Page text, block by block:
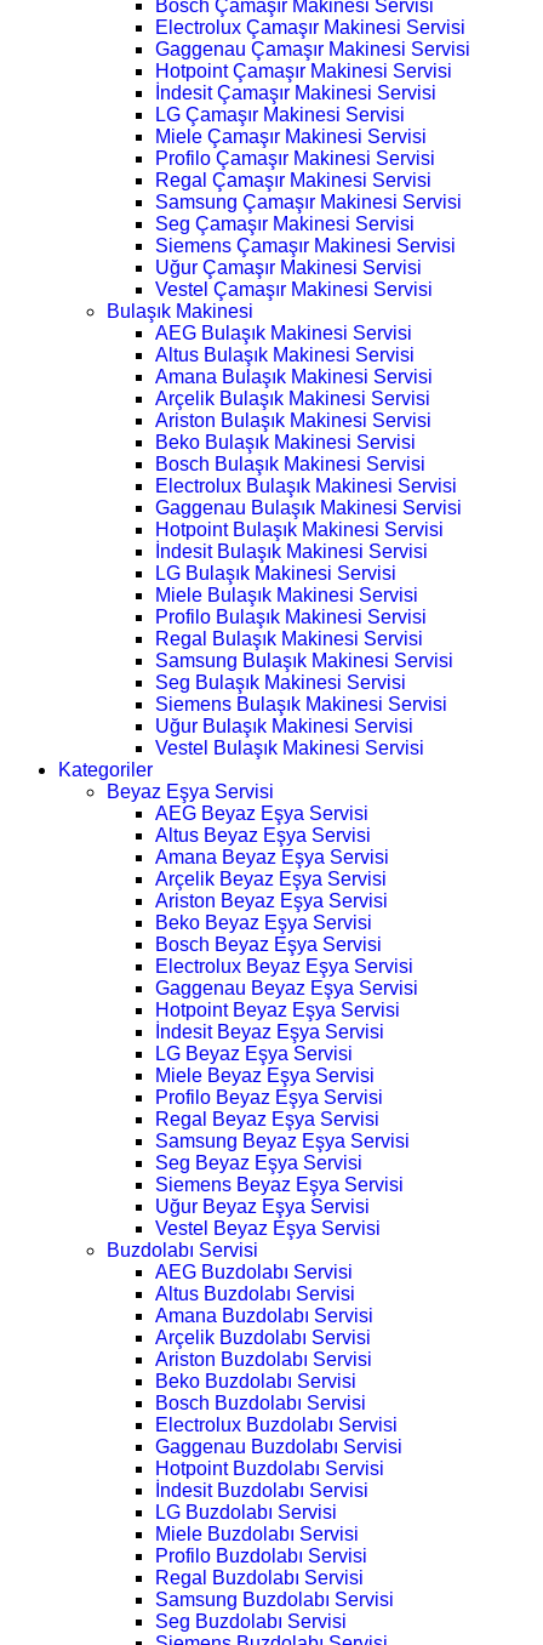
Bosch Çamaşır Makinesi Servisi
Electrolux Çamaşır Makinesi Servisi
Gaggenau Çamaşır Makinesi Servisi
Hotpoint Çamaşır Makinesi Servisi
İndesit Çamaşır Makinesi Servisi
LG Çamaşır Makinesi Servisi
Miele Çamaşır Makinesi Servisi
Profilo Çamaşır Makinesi Servisi
Regal Çamaşır Makinesi Servisi
Samsung Çamaşır Makinesi Servisi
Seg Çamaşır Makinesi Servisi
Siemens Çamaşır Makinesi Servisi
Uğur Çamaşır Makinesi Servisi
Vestel Çamaşır Makinesi Servisi
Bulaşık Makinesi
AEG Bulaşık Makinesi Servisi
Altus Bulaşık Makinesi Servisi
Amana Bulaşık Makinesi Servisi
Arçelik Bulaşık Makinesi Servisi
Ariston Bulaşık Makinesi Servisi
Beko Bulaşık Makinesi Servisi
Bosch Bulaşık Makinesi Servisi
Electrolux Bulaşık Makinesi Servisi
Gaggenau Bulaşık Makinesi Servisi
Hotpoint Bulaşık Makinesi Servisi
İndesit Bulaşık Makinesi Servisi
LG Bulaşık Makinesi Servisi
Miele Bulaşık Makinesi Servisi
Profilo Bulaşık Makinesi Servisi
Regal Bulaşık Makinesi Servisi
Samsung Bulaşık Makinesi Servisi
Seg Bulaşık Makinesi Servisi
Siemens Bulaşık Makinesi Servisi
Uğur Bulaşık Makinesi Servisi
Vestel Bulaşık Makinesi Servisi
Kategoriler
Beyaz Eşya Servisi
AEG Beyaz Eşya Servisi
Altus Beyaz Eşya Servisi
Amana Beyaz Eşya Servisi
Arçelik Beyaz Eşya Servisi
Ariston Beyaz Eşya Servisi
Beko Beyaz Eşya Servisi
Bosch Beyaz Eşya Servisi
Electrolux Beyaz Eşya Servisi
Gaggenau Beyaz Eşya Servisi
Hotpoint Beyaz Eşya Servisi
İndesit Beyaz Eşya Servisi
LG Beyaz Eşya Servisi
Miele Beyaz Eşya Servisi
Profilo Beyaz Eşya Servisi
Regal Beyaz Eşya Servisi
Samsung Beyaz Eşya Servisi
Seg Beyaz Eşya Servisi
Siemens Beyaz Eşya Servisi
Uğur Beyaz Eşya Servisi
Vestel Beyaz Eşya Servisi
Buzdolabı Servisi
AEG Buzdolabı Servisi
Altus Buzdolabı Servisi
Amana Buzdolabı Servisi
Arçelik Buzdolabı Servisi
Ariston Buzdolabı Servisi
Beko Buzdolabı Servisi
Bosch Buzdolabı Servisi
Electrolux Buzdolabı Servisi
Gaggenau Buzdolabı Servisi
Hotpoint Buzdolabı Servisi
İndesit Buzdolabı Servisi
LG Buzdolabı Servisi
Miele Buzdolabı Servisi
Profilo Buzdolabı Servisi
Regal Buzdolabı Servisi
Samsung Buzdolabı Servisi
Seg Buzdolabı Servisi